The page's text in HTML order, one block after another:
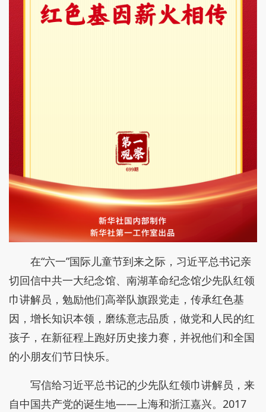
在“六一”国际儿童节到来之际，习近平总书记亲
切回信中共一大纪念馆、南湖革命纪念馆少先队红领
巾讲解员，勉励他们高举队旗跟党走，传承红色基
因，增长知识本领，磨练意志品质，做党和人民的红
孩子，在新征程上跑好历史接力赛，并祝他们和全国
的小朋友们节日快乐。
写信给习近平总书记的少先队红领巾讲解员，来
自中国共产党的诞生地——上海和浙江嘉兴。2017